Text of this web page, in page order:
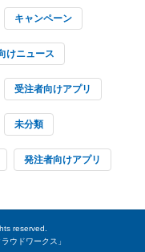
キャンペーン
けニュース
受注者向けアプリ
未分類
発注者向けアプリ
reserved.
ウドワークス」